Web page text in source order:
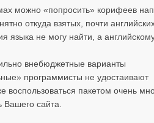
можно «попросить» корифеев
откуда взятых, почти
языка не могу найти, а
внебюджетные варианты
программисты не удостаивают
пакетом очень
сайта.